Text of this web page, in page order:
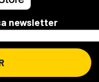
newsletter